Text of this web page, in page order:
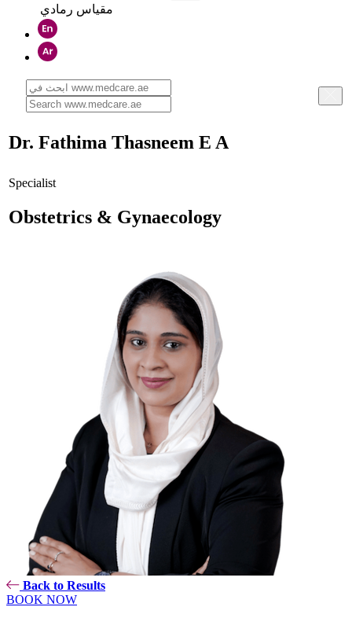
مقياس رمادي
Dr. Fathima Thasneem E A
Specialist
Obstetrics & Gynaecology
Back to Results
BOOK NOW